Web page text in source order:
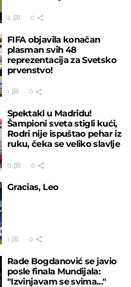
2 0
FIFA objavila konačan
plasman svih 48
reprezentacija za Svetsko
prvenstvo!
1 0
Spektakl u Madridu!
Šampioni sveta stigli kući,
Rodri nije ispuštao pehar iz
ruku, čeka se veliko slavlje
0 0
Gracias, Leo
1 0
Rade Bogdanović se javio
posle finala Mundijala:
"Izvinjavam se svima..."